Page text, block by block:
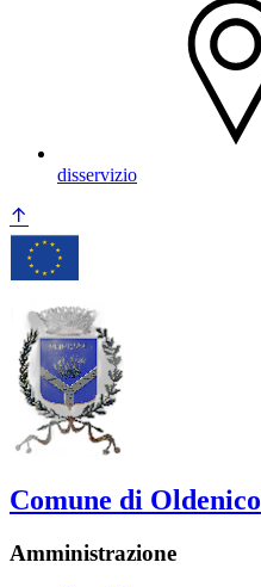
disservizio
Comune di Oldenico
Amministrazione